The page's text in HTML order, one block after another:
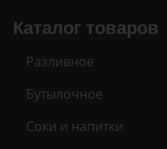
Каталог товаров
Разливное
Бутылочное
Соки и напитки